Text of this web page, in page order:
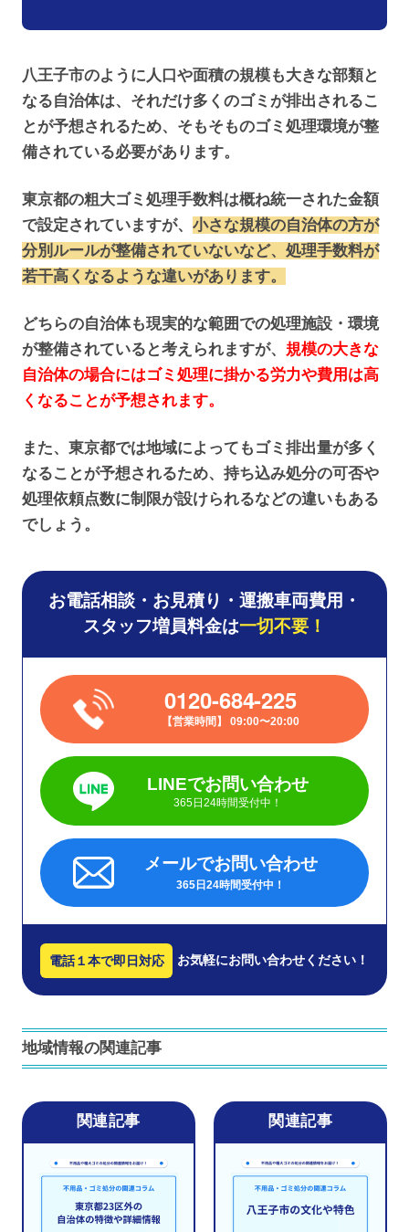
八王子市のように人口や面積の規模も大きな部類と
なる自治体は、それだけ多くのゴミが排出されるこ
とが予想されるため、そもそものゴミ処理環境が整
備されている必要があります。
東京都の粗大ゴミ処理手数料は概ね統一された金額
で設定されていますが、 小さな規模の自治体の方が
分別ルールが整備されていないなど、処理手数料が
若干高くなるような違いがあります。
どちらの自治体も現実的な範囲での処理施設・環境
が整備されていると考えられますが、 規模の大きな
自治体の場合にはゴミ処理に掛かる労力や費用は高
くなることが予想されます。
また、東京都では地域によってもゴミ排出量が多く
なることが予想されるため、持ち込み処分の可否や
処理依頼点数に制限が設けられるなどの違いもある
でしょう。
お電話相談・お見積り・運搬車両費用・
スタッフ増員料金は一切不要！
0120-684-225
営業時間 09:00〜20:00
LINEでお問い合わせ
365日24時間受付中！
メールでお問い合わせ
365日24時間受付中！
電話１本で即日対応 お気軽にお問い合わせください！
地域情報の関連記事